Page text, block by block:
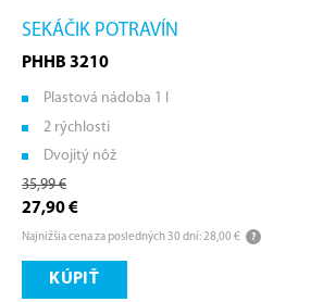
SEKÁČIK POTRAVÍN
PHHB 3210
Plastová nádoba 1 l
2 rýchlosti
Dvojitý nôž
35,99 €
27,90 €
Najnižšia cena za posledných 30 dní: 28,00 €
KÚPIŤ